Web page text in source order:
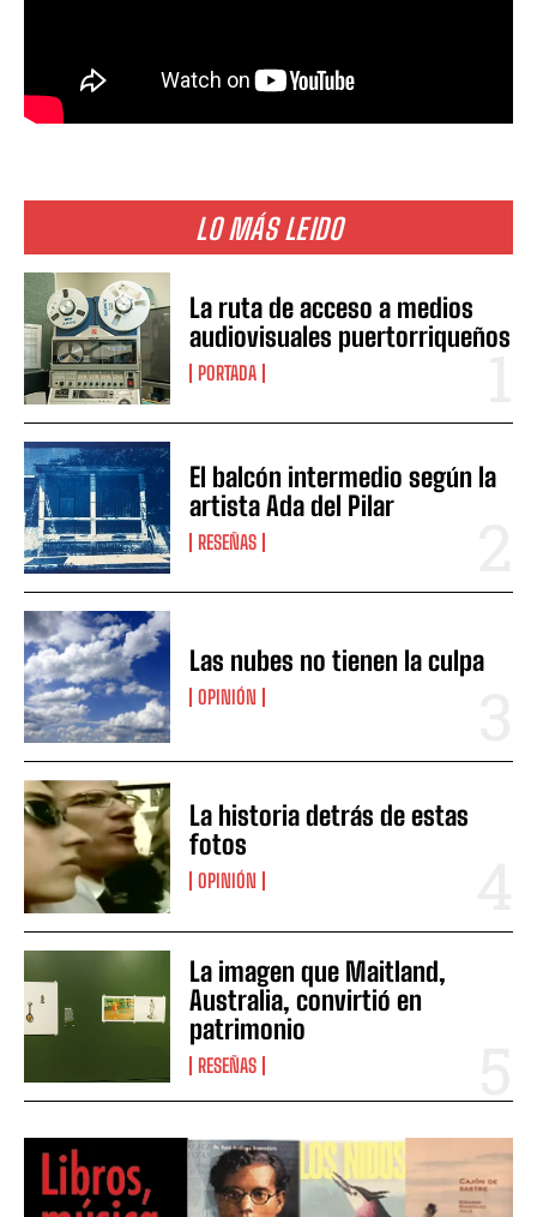
LO MÁS LEIDO
La ruta de acceso a medios
audiovisuales puertorriqueños
PORTADA
El balcón intermedio según la
artista Ada del Pilar
RESEÑAS
Las nubes no tienen la culpa
OPINIÓN
La historia detrás de estas
fotos
OPINIÓN
La imagen que Maitland,
Australia, convirtió en
patrimonio
RESEÑAS